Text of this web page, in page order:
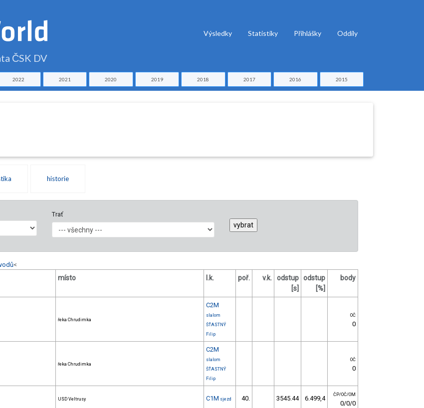
ČSK DV
Výsledky Statistiky Přihlášky Oddíly
2022 2021 2020 2019 2018 2017 2016 2015
historie
Trať
<
místo l.k. poř. v.k.
odstup
[s]
odstup
[%]
body
řeka Chrudimka
C2M
slalom
ŠŤASTNÝ
Filip
OČ
0
řeka Chrudimka
C2M
slalom
ŠŤASTNÝ
Filip
OČ
0
USD Veltrusy C1M sjezd 40. 3545.44 6.499,4 ČP/OČ/OM
0/0/0